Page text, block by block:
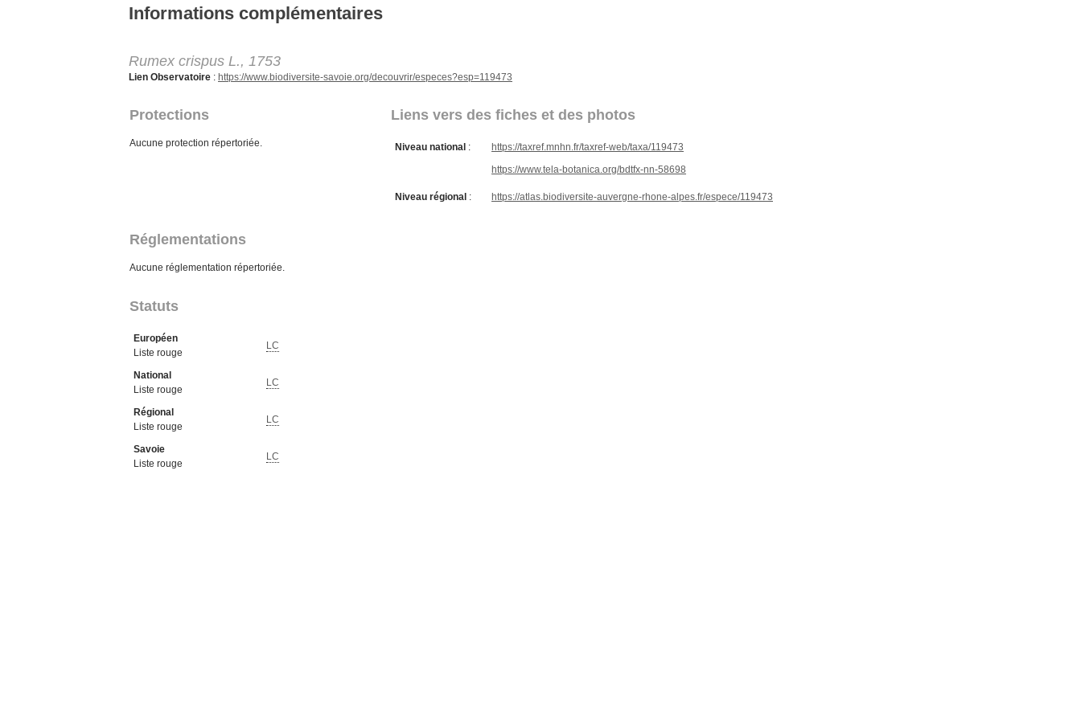
Informations complémentaires
Rumex crispus L., 1753
Lien Observatoire : https://www.biodiversite-savoie.org/decouvrir/especes?esp=119473
Protections Liens vers des fiches et des photos
Aucune protection répertoriée. Niveau national :
https://taxref.mnhn.fr/taxref-web/taxa/119473
https://www.tela-botanica.org/bdtfx-nn-58698
Niveau régional : https://atlas.biodiversite-auvergne-rhone-alpes.fr/espece/119473
Réglementations
Aucune réglementation répertoriée.
Statuts
Européen
Liste rouge
LC
National
Liste rouge
LC
Régional
Liste rouge
LC
Savoie
Liste rouge
LC